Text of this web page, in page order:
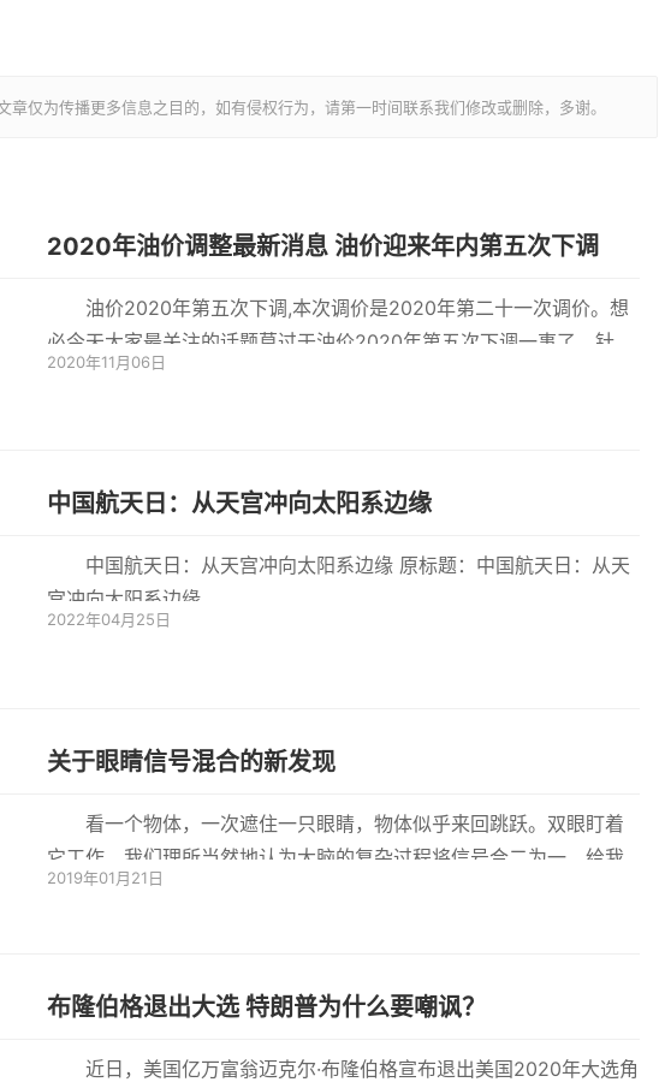
仅为传播更多信息之目的，如有侵权行为，请第一时间联系我们修改或删除，多谢。
2020年油价调整最新消息 油价迎来年内第五次下调
油价2020年第五次下调,本次调价是2020年第二十一次调价。想
必今天大家最关注的话题莫过于油价2020年第五次下调一事了。针对
此问题，小编收
2020年11月06日
中国航天日：从天宫冲向太阳系边缘
中国航天日：从天宫冲向太阳系边缘 原标题：中国航天日：从天
宫冲向太阳系边缘
2022年04月25日
关于眼睛信号混合的新发现
看一个物体，一次遮住一只眼睛，物体似乎来回跳跃。双眼盯着
它工作，我们理所当然地认为大脑的复杂过程将信号合二为一，给我
们一个清晰...
2019年01月21日
布隆伯格退出大选 特朗普为什么要嘲讽？
近日，美国亿万富翁迈克尔·布隆伯格宣布退出美国2020年大选角